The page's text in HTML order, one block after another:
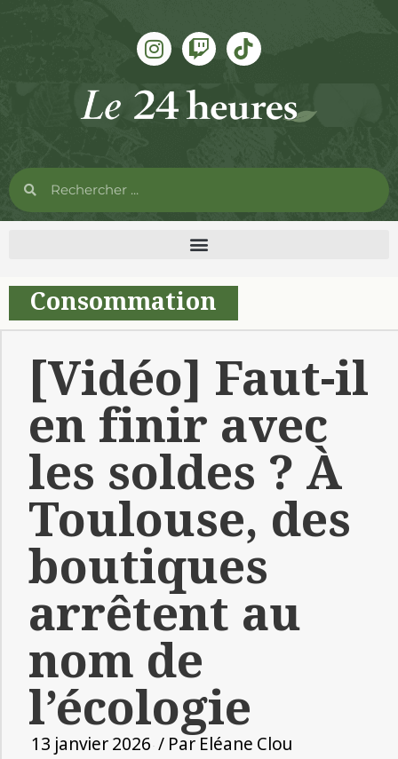
Consommation
[Vidéo] Faut-il
en finir avec
les soldes ? À
Toulouse, des
boutiques
arrêtent au
nom de
l’écologie
13 janvier 2026 / Par Eléane Clou